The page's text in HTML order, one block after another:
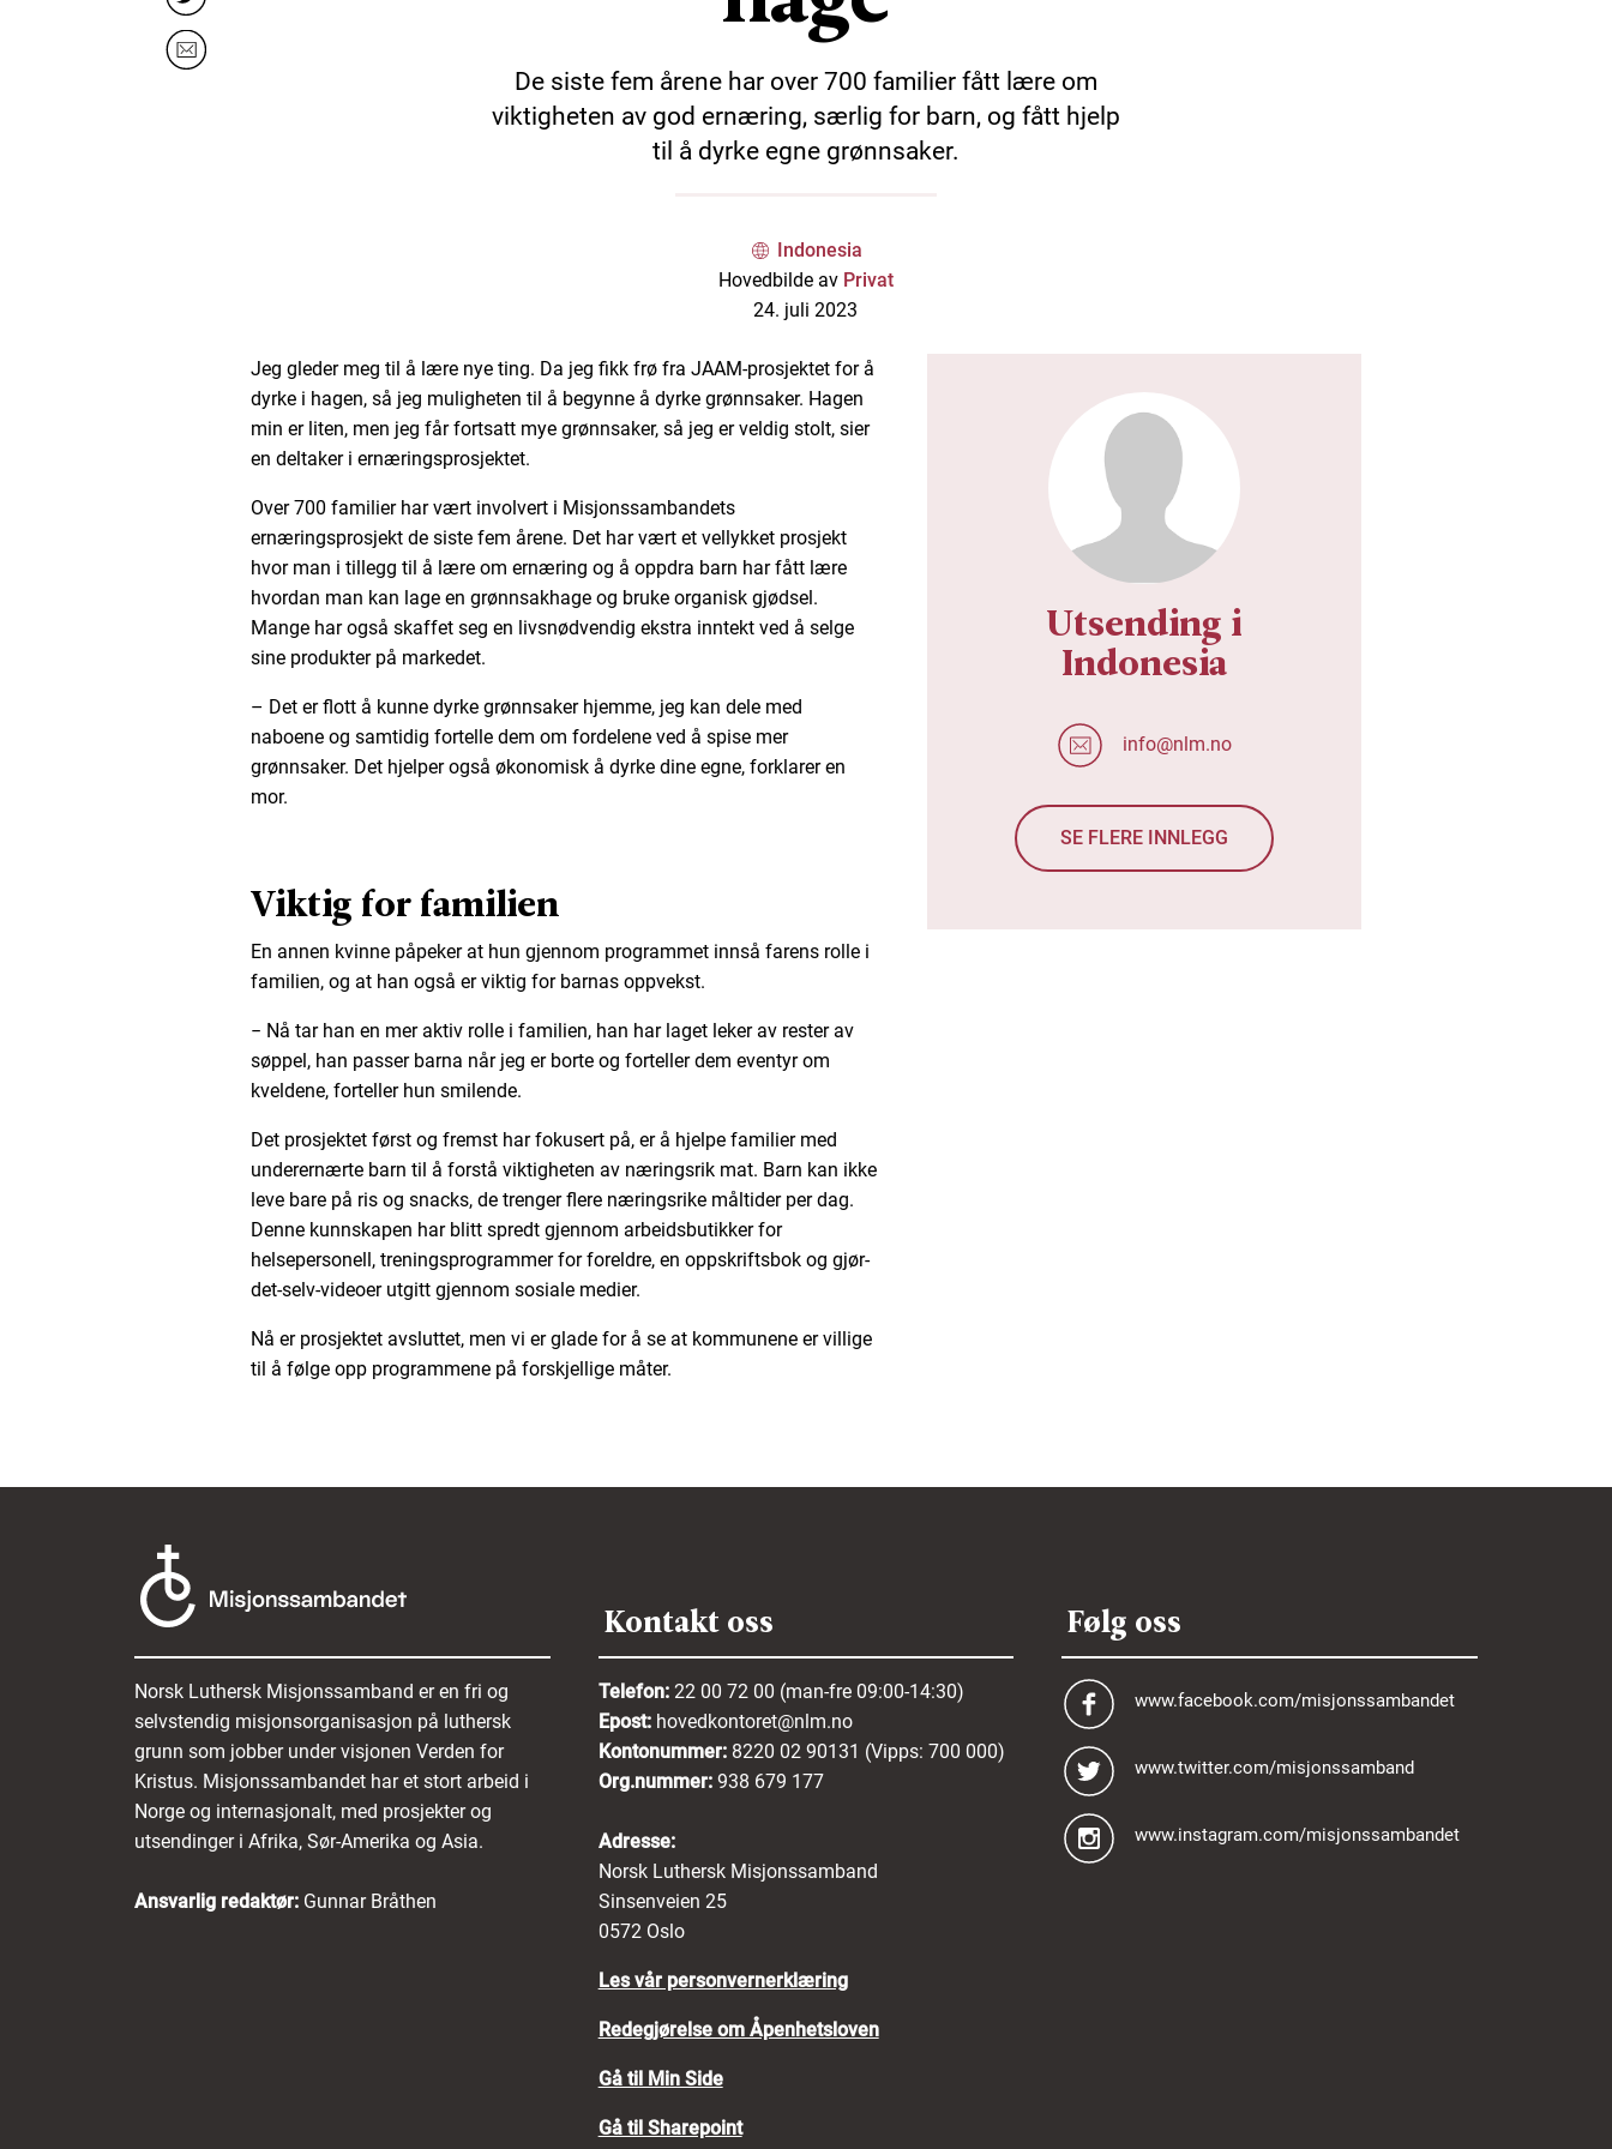
De siste fem årene har over 700 familier fått lære om
viktigheten av god ernæring, særlig for barn, og fått hjelp
til å dyrke egne grønnsaker.
Indonesia
Hovedbilde av Privat
24. juli 2023
Jeg gleder meg til å lære nye ting. Da jeg fikk frø fra JAAM-prosjektet for å
dyrke i hagen, så jeg muligheten til å begynne å dyrke grønnsaker. Hagen
min er liten, men jeg får fortsatt mye grønnsaker, så jeg er veldig stolt, sier
en deltaker i ernæringsprosjektet.
Over 700 familier har vært involvert i Misjonssambandets
ernæringsprosjekt de siste fem årene. Det har vært et vellykket prosjekt
hvor man i tillegg til å lære om ernæring og å oppdra barn har fått lære
hvordan man kan lage en grønnsakhage og bruke organisk gjødsel.
Mange har også skaffet seg en livsnødvendig ekstra inntekt ved å selge
sine produkter på markedet.
– Det er flott å kunne dyrke grønnsaker hjemme, jeg kan dele med
naboene og samtidig fortelle dem om fordelene ved å spise mer
grønnsaker. Det hjelper også økonomisk å dyrke dine egne, forklarer en
mor.
Viktig for familien
En annen kvinne påpeker at hun gjennom programmet innså farens rolle i
familien, og at han også er viktig for barnas oppvekst.
− Nå tar han en mer aktiv rolle i familien, han har laget leker av rester av
søppel, han passer barna når jeg er borte og forteller dem eventyr om
kveldene, forteller hun smilende.
Det prosjektet først og fremst har fokusert på, er å hjelpe familier med
underernærte barn til å forstå viktigheten av næringsrik mat. Barn kan ikke
leve bare på ris og snacks, de trenger flere næringsrike måltider per dag.
Denne kunnskapen har blitt spredt gjennom arbeidsbutikker for
helsepersonell, treningsprogrammer for foreldre, en oppskriftsbok og gjør-
det-selv-videoer utgitt gjennom sosiale medier.
Nå er prosjektet avsluttet, men vi er glade for å se at kommunene er villige
til å følge opp programmene på forskjellige måter.
Utsending i
Indonesia
info@nlm.no
SE FLERE INNLEGG
Norsk Luthersk Misjonssamband er en fri og
selvstendig misjonsorganisasjon på luthersk
grunn som jobber under visjonen Verden for
Kristus. Misjonssambandet har et stort arbeid i
Norge og internasjonalt, med prosjekter og
utsendinger i Afrika, Sør-Amerika og Asia.
Ansvarlig redaktør: Gunnar Bråthen
Kontakt oss
Telefon: 22 00 72 00 (man-fre 09:00-14:30)
Epost: hovedkontoret@nlm.no
Kontonummer: 8220 02 90131 (Vipps: 700 000)
Org.nummer: 938 679 177
Adresse:
Norsk Luthersk Misjonssamband
Sinsenveien 25
0572 Oslo
Les vår personvernerklæring
Redegjørelse om Åpenhetsloven
Gå til Min Side
Gå til Sharepoint
Følg oss
www.facebook.com/misjonssambandet
www.twitter.com/misjonssamband
www.instagram.com/misjonssambandet